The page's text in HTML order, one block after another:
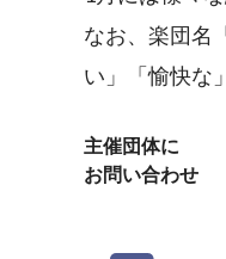
なお、楽団名
い」「愉快な
主催団体に
お問い合わせ